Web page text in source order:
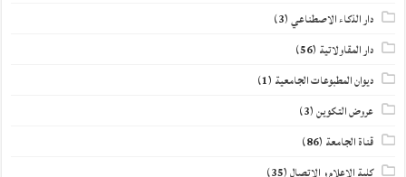
دار الذكاء الاصطناعي(3)
دار المقاولاتية (56)
ديوان المطبوعات الجامعية (1)
عروض التكوين(3)
قناة الجامعة (86)
كلية الاعلام و الاتصال(35)